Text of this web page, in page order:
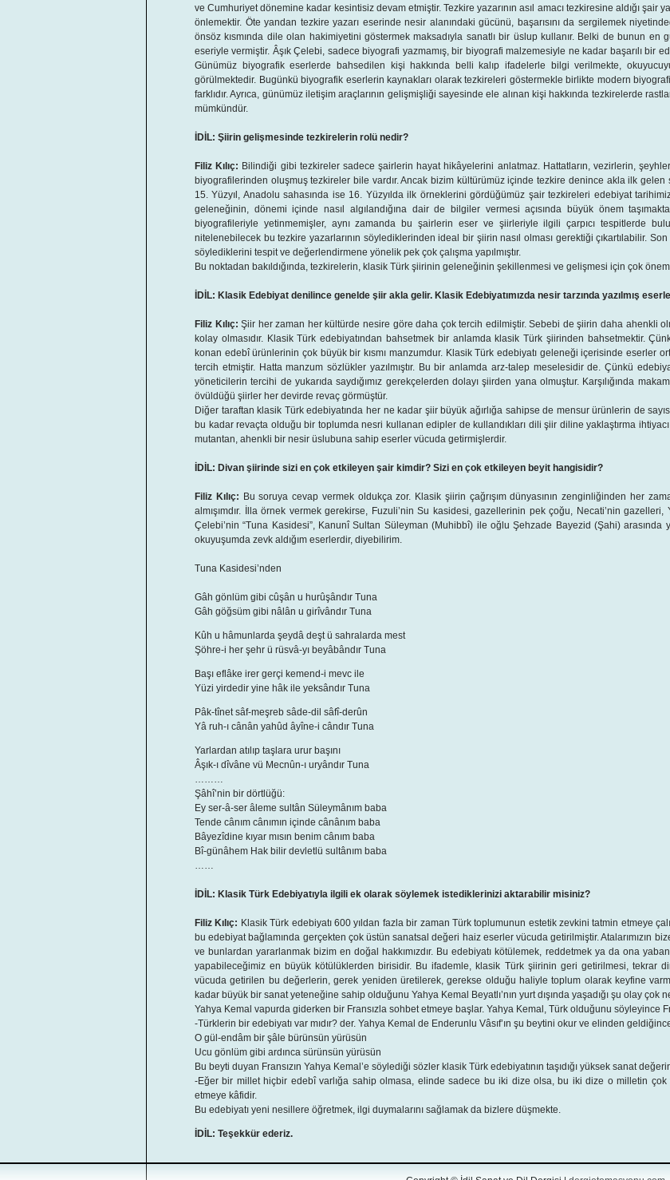
ve Cumhuriyet dönemine kadar kesintisiz devam etmiştir. Tezkire yazarının asıl amacı tezkiresine aldığı şair
önlemektir. Öte yandan tezkire yazarı eserinde nesir alanındaki gücünü, başarısını da sergilemek
önsöz kısmında dile olan hakimiyetini göstermek maksadıyla sanatlı bir üslup kullanır. Belki de bunun en
eseriyle vermiştir. Âşık Çelebi, sadece biyografi yazmamış, bir biyografi malzemesiyle ne kadar başarılı bir
Günümüz biyografik eserlerde bahsedilen kişi hakkında belli kalıp ifadelerle bilgi verilmekte,
görülmektedir. Bugünkü biyografik eserlerin kaynakları olarak tezkireleri göstermekle birlikte modern
farklıdır. Ayrıca, günümüz iletişim araçlarının gelişmişliği sayesinde ele alınan kişi hakkında tezkirelerde
mümkündür.
İDİL: Şiirin gelişmesinde tezkirelerin rolü nedir?
Filiz Kılıç: Bilindiği gibi tezkireler sadece şairlerin hayat hikâyelerini anlatmaz. Hattatların, vezirlerin,
biyografilerinden oluşmuş tezkireler bile vardır. Ancak bizim kültürümüz içinde tezkire denince akla ilk
15. Yüzyıl, Anadolu sahasında ise 16. Yüzyılda ilk örneklerini gördüğümüz şair tezkireleri edebiyat
geleneğinin, dönemi içinde nasıl algılandığına dair de bilgiler vermesi açısında büyük önem
biyografileriyle yetinmemişler, aynı zamanda bu şairlerin eser ve şiirleriyle ilgili çarpıcı tespitlerde
nitelenebilecek bu tezkire yazarlarının söylediklerinden ideal bir şiirin nasıl olması gerektiği çıkartılabilir.
söylediklerini tespit ve değerlendirmene yönelik pek çok çalışma yapılmıştır.
Bu noktadan bakıldığında, tezkirelerin, klasik Türk şiirinin geleneğinin şekillenmesi ve gelişmesi için çok
İDİL: Klasik Edebiyat denilince genelde şiir akla gelir. Klasik Edebiyatımızda nesir tarzında yazılmış
Filiz Kılıç: Şiir her zaman her kültürde nesire göre daha çok tercih edilmiştir. Sebebi de şiirin daha ahenkli
kolay olmasıdır. Klasik Türk edebiyatından bahsetmek bir anlamda klasik Türk şiirinden bahsetmektir.
konan edebî ürünlerinin çok büyük bir kısmı manzumdur. Klasik Türk edebiyatı geleneği içerisinde eserler
tercih etmiştir. Hatta manzum sözlükler yazılmıştır. Bu bir anlamda arz-talep meselesidir de. Çünkü
yöneticilerin tercihi de yukarıda saydığımız gerekçelerden dolayı şiirden yana olmuştur. Karşılığında
övüldüğü şiirler her devirde revaç görmüştür.
Diğer taraftan klasik Türk edebiyatında her ne kadar şiir büyük ağırlığa sahipse de mensur ürünlerin de
bu kadar revaçta olduğu bir toplumda nesri kullanan edipler de kullandıkları dili şiir diline yaklaştırma
mutantan, ahenkli bir nesir üslubuna sahip eserler vücuda getirmişlerdir.
İDİL: Divan şiirinde sizi en çok etkileyen şair kimdir? Sizi en çok etkileyen beyit hangisidir?
Filiz Kılıç: Bu soruya cevap vermek oldukça zor. Klasik şiirin çağrışım dünyasının zenginliğinden her
almışımdır. İlla örnek vermek gerekirse, Fuzuli’nin Su kasidesi, gazellerinin pek çoğu, Necati’nin gazelleri,
Çelebi’nin “Tuna Kasidesi”, Kanunî Sultan Süleyman (Muhibbî) ile oğlu Şehzade Bayezid (Şahi) arasında
okuyuşumda zevk aldığım eserlerdir, diyebilirim.
Tuna Kasidesi’nden
Gâh gönlüm gibi cûşân u hurûşândır Tuna
Gâh göğsüm gibi nâlân u girîvândır Tuna
Kûh u hâmunlarda şeydâ deşt ü sahralarda mest
Şöhre-i her şehr ü rüsvâ-yı beyâbândır Tuna
Başı eflâke irer gerçi kemend-i mevc ile
Yüzi yirdedir yine hâk ile yeksândır Tuna
Pâk-tînet sâf-meşreb sâde-dil sâfî-derûn
Yâ ruh-ı cânân yahûd âyîne-i cândır Tuna
Yarlardan atılıp taşlara urur başını
Âşık-ı dîvâne vü Mecnûn-ı uryândır Tuna
………
Şâhî’nin bir dörtlüğü:
Ey ser-â-ser âleme sultân Süleymânım baba
Tende cânım cânımın içinde cânânım baba
Bâyezîdine kıyar mısın benim cânım baba
Bî-günâhem Hak bilir devletlü sultânım baba
……
İDİL: Klasik Türk Edebiyatıyla ilgili ek olarak söylemek istediklerinizi aktarabilir misiniz?
Filiz Kılıç: Klasik Türk edebiyatı 600 yıldan fazla bir zaman Türk toplumunun estetik zevkini tatmin etmeye
bu edebiyat bağlamında gerçekten çok üstün sanatsal değeri haiz eserler vücuda getirilmiştir. Atalarımızın
ve bunlardan yararlanmak bizim en doğal hakkımızdır. Bu edebiyatı kötülemek, reddetmek ya da ona
yapabileceğimiz en büyük kötülüklerden birisidir. Bu ifademle, klasik Türk şiirinin geri getirilmesi, tekrar
vücuda getirilen bu değerlerin, gerek yeniden üretilerek, gerekse olduğu haliyle toplum olarak keyfine
kadar büyük bir sanat yeteneğine sahip olduğunu Yahya Kemal Beyatlı’nın yurt dışında yaşadığı şu olay çok
Yahya Kemal vapurda giderken bir Fransızla sohbet etmeye başlar. Yahya Kemal, Türk olduğunu söyleyince
-Türklerin bir edebiyatı var mıdır? der. Yahya Kemal de Enderunlu Vâsıf’ın şu beytini okur ve elinden
O gül-endâm bir şâle bürünsün yürüsün
Ucu gönlüm gibi ardınca sürünsün yürüsün
Bu beyti duyan Fransızın Yahya Kemal’e söylediği sözler klasik Türk edebiyatının taşıdığı yüksek sanat
-Eğer bir millet hiçbir edebî varlığa sahip olmasa, elinde sadece bu iki dize olsa, bu iki dize o milletin
etmeye kâfidir.
Bu edebiyatı yeni nesillere öğretmek, ilgi duymalarını sağlamak da bizlere düşmekte.
İDİL: Teşekkür ederiz.